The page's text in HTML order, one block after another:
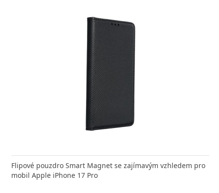
Flipové pouzdro Smart Magnet se zajímavým vzhledem pro
mobil Apple iPhone 17 Pro
FIXED zajistí rychlé a bezpečné nabíjení
moderního smartphonu,